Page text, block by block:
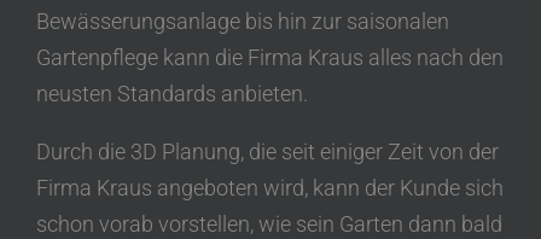
Bewässerungsanlage bis hin zur saisonalen
Gartenpflege kann die Firma Kraus alles nach den
neusten Standards anbieten.
Durch die 3D Planung, die seit einiger Zeit von der
Firma Kraus angeboten wird, kann der Kunde sich
schon vorab vorstellen, wie sein Garten dann bald